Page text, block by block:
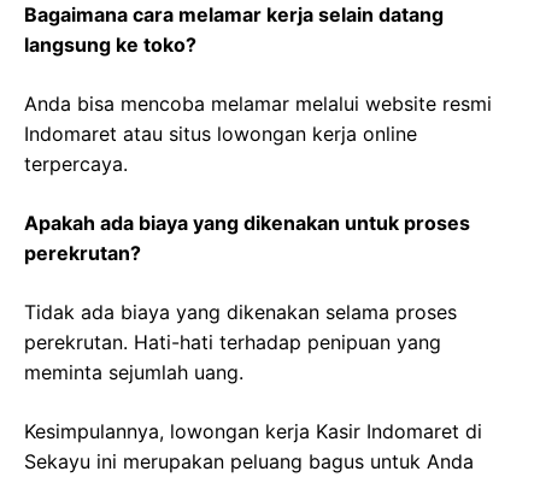
Bagaimana cara melamar kerja selain datang
langsung ke toko?
Anda bisa mencoba melamar melalui website resmi
Indomaret atau situs lowongan kerja online
terpercaya.
Apakah ada biaya yang dikenakan untuk proses
perekrutan?
Tidak ada biaya yang dikenakan selama proses
perekrutan. Hati-hati terhadap penipuan yang
meminta sejumlah uang.
Kesimpulannya, lowongan kerja Kasir Indomaret di
Sekayu ini merupakan peluang bagus untuk Anda